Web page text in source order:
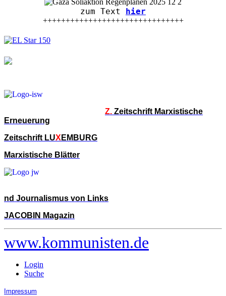
zum Text hier
+++++++++++++++++++++++++++++++
Z. Zeitschrift Marxistische
Erneuerung
Zeitschrift LUX EMBURG
Marxistische Blätter
nd Journalismus von Links
JACOBIN Magazin
www.kommunisten.de
Login
Suche
Impressum